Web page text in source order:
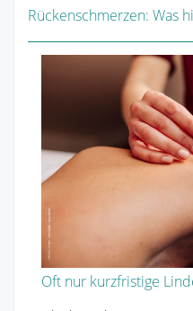
Rückenschmerzen: Was
Oft nur kurzfristige